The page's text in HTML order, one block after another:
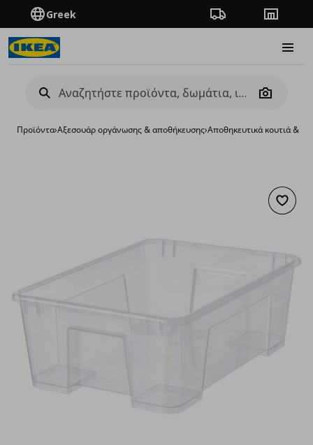
Greek Πορεία παραγγελίας
Camera
Προϊόντα›Aξεσουάρ οργάνωσης & αποθήκευσης›Αποθηκευτικά κουτιά &